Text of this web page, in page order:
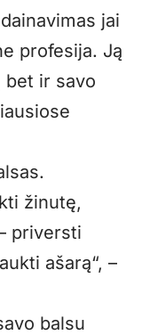
jai
profesija. Ją
bet ir savo
žinutę,
priversti
ašarą“, –
balsu